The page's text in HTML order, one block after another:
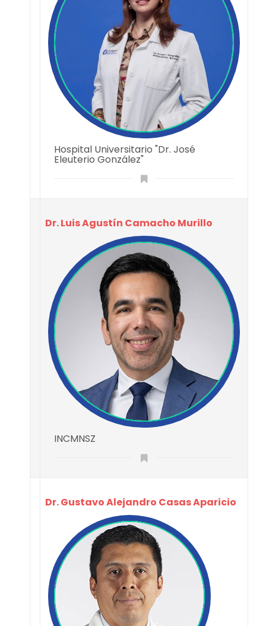
Hospital Universitario "Dr. José
Eleuterio González"
Dr. Luis Agustín Camacho Murillo
INCMNSZ
Dr. Gustavo Alejandro Casas Aparicio